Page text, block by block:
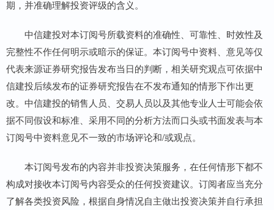
期，并准确理解投资评级的含义。
中信建投对本订阅号所载资料的准确性、可靠性、时效性及
完整性不作任何明示或暗示的保证。本订阅号中资料、意见等仅
代表来源证券研究报告发布当日的判断，相关研究观点可依据中
信建投后续发布的证券研究报告在不发布通知的情形下作出更
改。中信建投的销售人员、交易人员以及其他专业人士可能会依
据不同假设和标准、采用不同的分析方法而口头或书面发表与本
订阅号中资料意见不一致的市场评论和/或观点。
本订阅号发布的内容并非投资决策服务，在任何情形下都不
构成对接收本订阅号内容受众的任何投资建议。订阅者应当充分
了解各类投资风险，根据自身情况自主做出投资决策并自行承担